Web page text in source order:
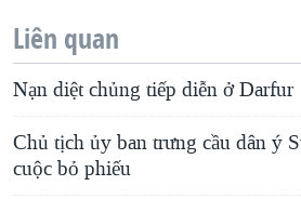
Liên quan
Nạn diệt chủng tiếp diễn ở Darfur
Chủ tịch ủy ban trưng cầu dân ý
cuộc bỏ phiếu